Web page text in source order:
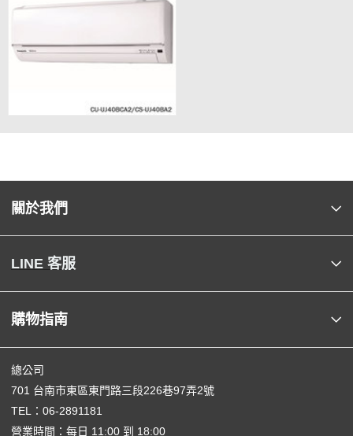
關於我們
LINE 客服
購物指南
總公司
701 台南市東區東門路三段226巷97弄2號
TEL： 06-2891181
營業時間：每日 11:00 到 18:00